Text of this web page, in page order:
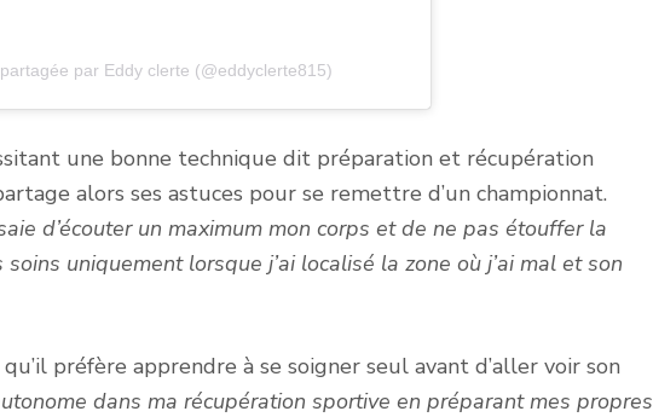
par Eddy clerte (@eddyclerte815)
une bonne technique dit préparation et récupération
alors ses astuces pour se remettre d’un championnat.
d’écouter un maximum mon corps et de ne pas étouffer la
uniquement lorsque j’ai localisé la zone où j’ai mal et son
préfère apprendre à se soigner seul avant d’aller voir son
dans ma récupération sportive en préparant mes propres